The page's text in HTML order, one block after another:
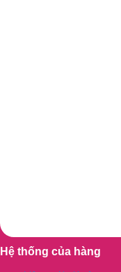
Hệ thống của hàng